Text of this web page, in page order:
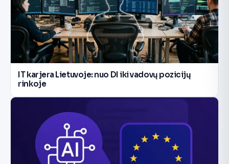
IT karjera Lietuvoje: nuo DI iki vadovų pozicijų
rinkoje